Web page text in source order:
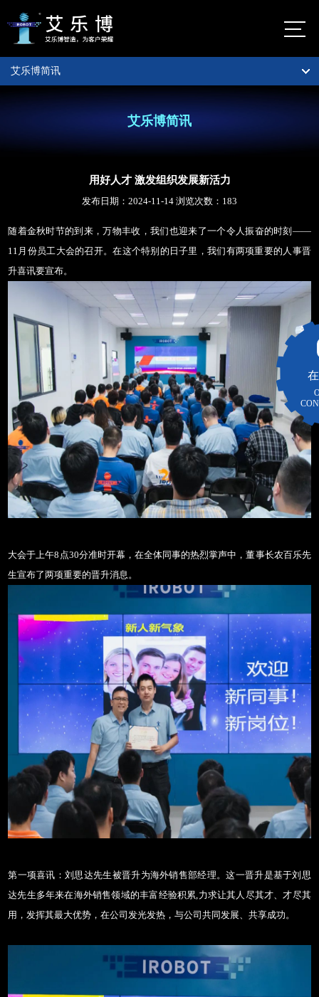
佛山市艾乐
博机器人股
份有限公司
大沥镇
太平村
地
图
数字化定制服务
智能仓储货架
案例视频
新闻公告
艾乐博简讯
艾乐博简讯
用好人才 激发组织发展新活力
发布日期：2024-11-14 浏览次数： 183
随着金秋时节的到来，万物丰收，我们也迎来了一个令人振奋的时刻——
11月份员工大会的召开。在这个特别的日子里，我们有两项重要的人事晋
升喜讯要宣布。
大会于上午8点30分准时开幕，在全体同事的热烈掌声中，董事长农百乐先
生宣布了两项重要的晋升消息。
第一项喜讯：刘思达先生被晋升为海外销售部经理。这一晋升是基于刘思
达先生多年来在海外销售领域的丰富经验积累 ,力求让其人尽其才、才尽其
用，发挥其最大优势，在公司发光发热，与公司共同发展、共享成功。